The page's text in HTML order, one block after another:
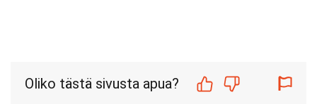
Oliko tästä sivusta apua?